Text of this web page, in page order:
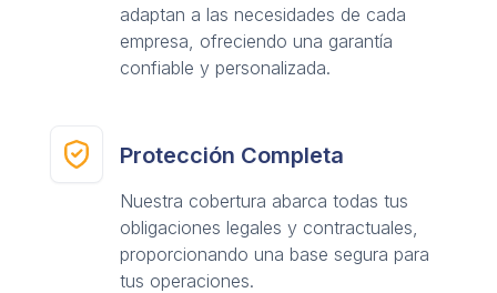
adaptan a las necesidades de cada
empresa, ofreciendo una garantía
confiable y personalizada.
Protección Completa
Nuestra cobertura abarca todas tus
obligaciones legales y contractuales,
proporcionando una base segura para
tus operaciones.